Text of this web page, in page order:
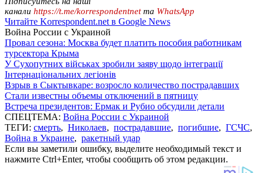
канали https://t.me/korrespondentnetта WhatsApp
Читайте Korrespondent.net в Google News
Война России с Украиной
Провал сезона: Москва будет платить пособия работникам
турсектора Крыма
У Сухопутних військах зробили заяву щодо інтеграції
Інтернаціональних легіонів
Взрыв в Сыктывкаре: возросло количество пострадавших
Стали известны объемы отключений в пятницу
Встреча президентов: Ермак и Рубио обсудили детали
СПЕЦТЕМА: Война России с Украиной
ТЕГИ: смерть, Николаев, пострадавшие, погибшие, ГСЧС,
Война в Украине, ракетный удар
Если вы заметили ошибку, выделите необходимый текст и
нажмите Ctrl+Enter, чтобы сообщить об этом редакции.